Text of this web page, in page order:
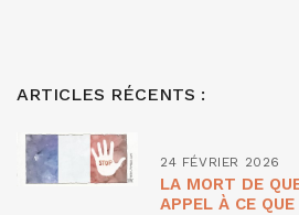
ARTICLES RÉCENTS :
24 FÉVRIER 2026
LA MORT DE
APPEL À CE